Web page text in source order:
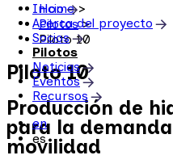
Inicio
Acerca del proyecto
Socios
Pilotos
Noticias
Eventos
Recursos
en
es
Home >
Pilotos >
Piloto 10
Piloto 10
Producción de
para la
movilidad